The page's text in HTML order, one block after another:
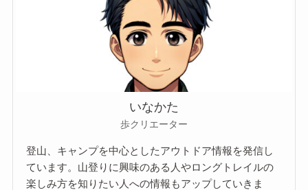
いなかた
歩クリエーター
登山、キャンプを中心としたアウトドア情報を発信し
ています。山登りに興味のある人やロングトレイルの
楽しみ方を知りたい人への情報もアップしていきま